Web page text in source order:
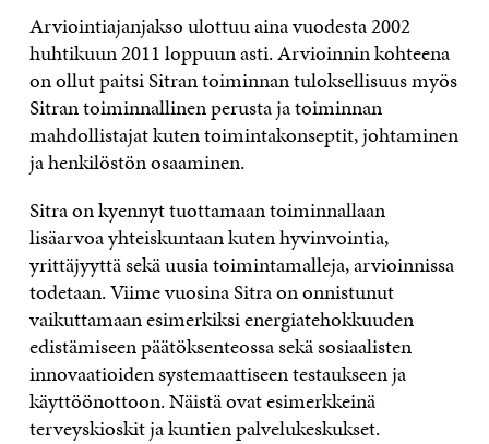
Arviointiajanjakso ulottuu aina vuodesta 2002
huhtikuun 2011 loppuun asti. Arvioinnin kohteena
on ollut paitsi Sitran toiminnan tuloksellisuus myös
Sitran toiminnallinen perusta ja toiminnan
mahdollistajat kuten toimintakonseptit, johtaminen
ja henkilöstön osaaminen.
Sitra on kyennyt tuottamaan toiminnallaan
lisäarvoa yhteiskuntaan kuten hyvinvointia,
yrittäjyyttä sekä uusia toimintamalleja, arvioinnissa
todetaan. Viime vuosina Sitra on onnistunut
vaikuttamaan esimerkiksi energiatehokkuuden
edistämiseen päätöksenteossa sekä sosiaalisten
innovaatioiden systemaattiseen testaukseen ja
käyttöönottoon. Näistä ovat esimerkkeinä
terveyskioskit ja kuntien palvelukeskukset.